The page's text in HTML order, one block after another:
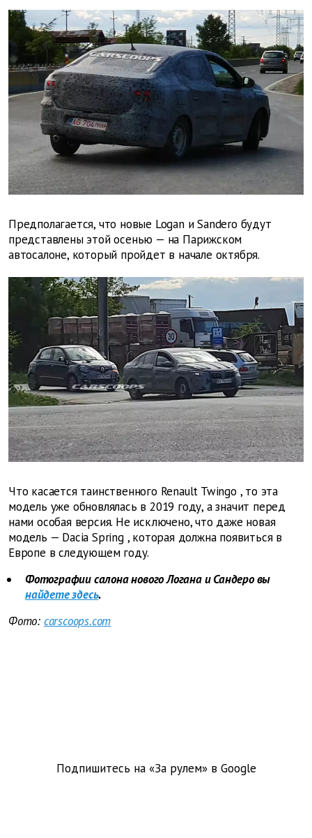
Предполагается, что новые Logan и Sandero будут
представлены этой осенью — на Парижском
автосалоне, который пройдет в начале октября.
Что касается таинственного Renault Twingo , то эта
модель уже обновлялась в 2019 году, а значит перед
нами особая версия. Не исключено, что даже новая
модель — Dacia Spring , которая должна появиться в
Европе в следующем году.
Фотографии салона нового Логана и Сандеро вы
найдете здесь.
Фото: carscoops.com
Подпишитесь на «За рулем» в Google